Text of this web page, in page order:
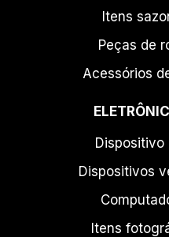
Itens
Peças de
Acessórios
Dispositivo
Dispositivos
Itens